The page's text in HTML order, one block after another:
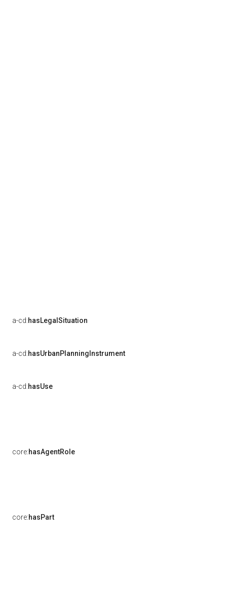
a-cd:hasLegalSituation
a-cd:hasUrbanPlanningInstrument
a-cd:hasUse
core:hasAgentRole
core:hasPart